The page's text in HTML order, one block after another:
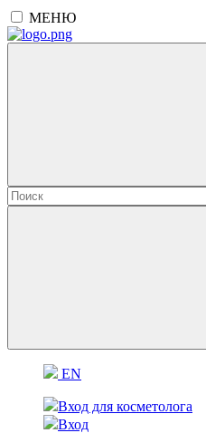
МЕНЮ
EN
Вход для косметолога
Вход